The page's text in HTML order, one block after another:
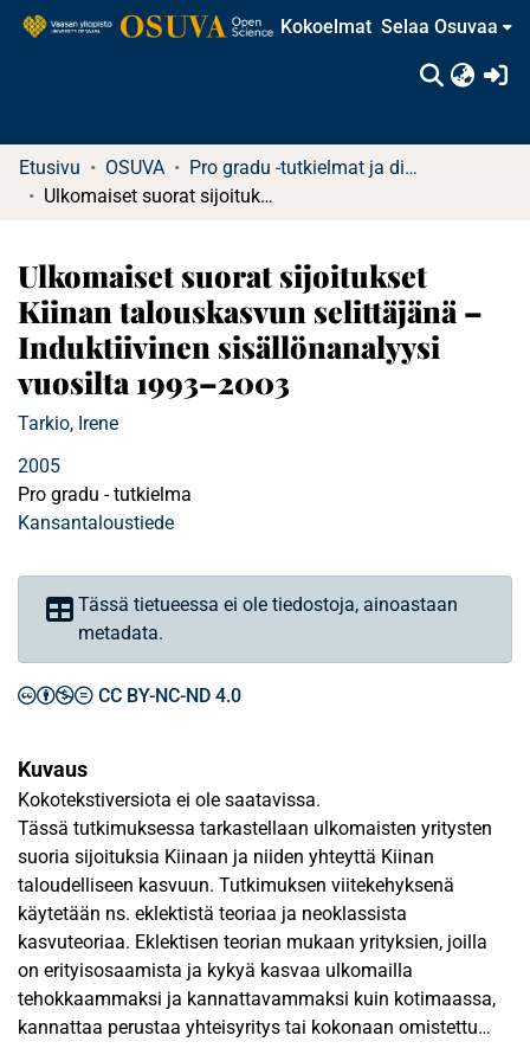
Kokoelmat Selaa Osuvaa
Etusivu OSUVA
Pro gradu -tutkielmat ja diplomityöt
Ulkomaiset suorat sijoitukset Kiinan talouskasvun selittäjänä – Induktiivinen sisällönanalyysi vuosilta 1993–2003
Ulkomaiset suorat sijoitukset
Kiinan talouskasvun selittäjänä –
Induktiivinen sisällönanalyysi
vuosilta 1993–2003
Tarkio, Irene
2005
Pro gradu - tutkielma
Kansantaloustiede
Tässä tietueessa ei ole tiedostoja, ainoastaan
metadata.
CC BY-NC-ND 4.0
Kuvaus
Kokotekstiversiota ei ole saatavissa.
Tässä tutkimuksessa tarkastellaan ulkomaisten yritysten
suoria sijoituksia Kiinaan ja niiden yhteyttä Kiinan
taloudelliseen kasvuun. Tutkimuksen viitekehyksenä
käytetään ns. eklektistä teoriaa ja neoklassista
kasvuteoriaa. Eklektisen teorian mukaan yrityksien, joilla
on erityisosaamista ja kykyä kasvaa ulkomailla
tehokkaammaksi ja kannattavammaksi kuin kotimaassa,
kannattaa perustaa yhteisyritys tai kokonaan omistettu